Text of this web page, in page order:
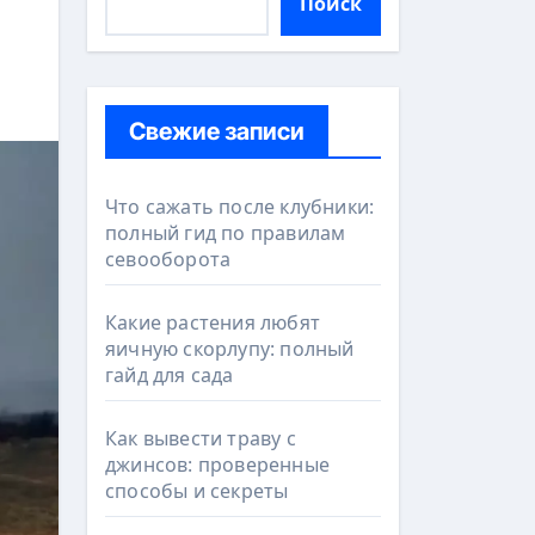
Свежие записи
Что сажать после клубники:
полный гид по правилам
севооборота
Какие растения любят
яичную скорлупу: полный
гайд для сада
Как вывести траву с
джинсов: проверенные
способы и секреты